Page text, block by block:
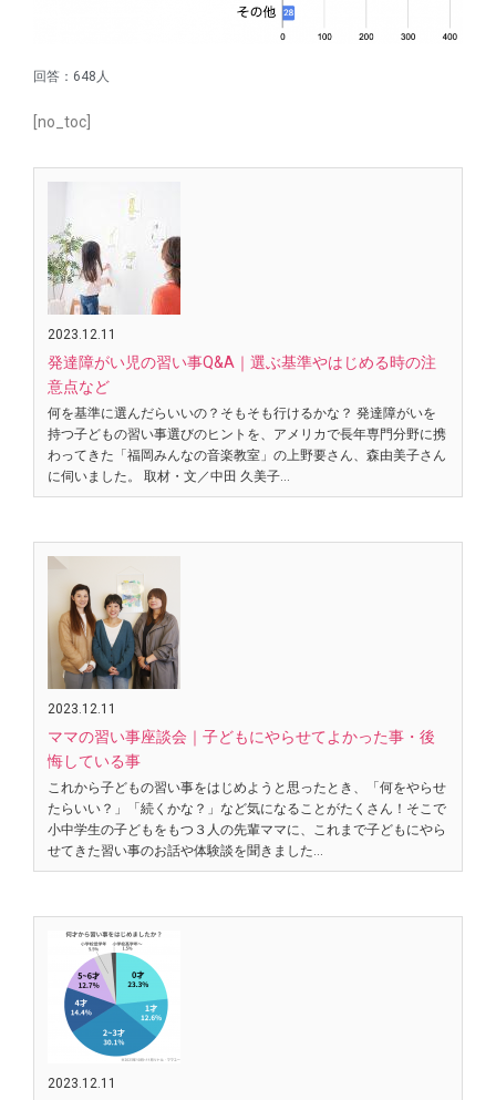
回答：648人
[no_toc]
2023.12.11
発達障がい児の習い事Q&A｜選ぶ基準やはじめる時の注
意点など
何を基準に選んだらいいの？そもそも行けるかな？ 発達障がいを
持つ子どもの習い事選びのヒントを、アメリカで長年専門分野に携
わってきた「福岡みんなの音楽教室」の上野要さん、森由美子さん
に伺いました。 取材・文／中田 久美子…
2023.12.11
ママの習い事座談会｜子どもにやらせてよかった事・後
悔している事
これから子どもの習い事をはじめようと思ったとき、「何をやらせ
たらいい？」「続くかな？」など気になることがたくさん！そこで
小中学生の子どもをもつ３人の先輩ママに、これまで子どもにやら
せてきた習い事のお話や体験談を聞きました…
2023.12.11